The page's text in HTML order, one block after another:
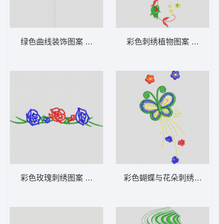
绿色曲线装饰图案 花型
彩色玫瑰刺绣图案 花型
彩色刺绣植物图案 牛仔裤
彩色蝴蝶与花朵刺绣图案